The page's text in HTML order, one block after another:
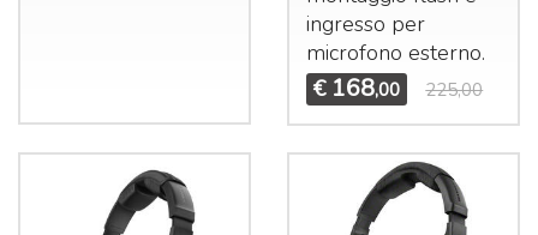
ingresso per
microfono esterno.
€ 168,00 225,00